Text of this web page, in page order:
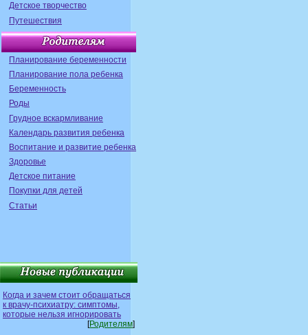
Детское творчество
Путешествия
Планирование беременности
Планирование пола ребенка
Беременность
Роды
Грудное вскармливание
Календарь развития ребенка
Воспитание и развитие ребенка
Здоровье
Детское питание
Покупки для детей
Статьи
Когда и зачем стоит обращаться
к врачу-психиатру: симптомы,
которые нельзя игнорировать
[Родителям]